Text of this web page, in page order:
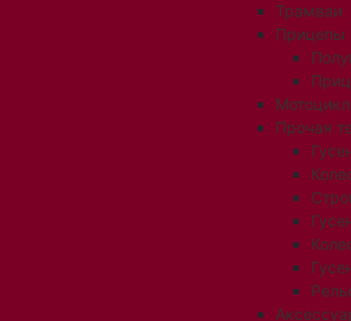
Трамваи
Прицепы
Прочая